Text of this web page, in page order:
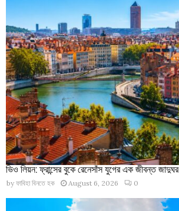
ভিও লিয়ন: ফ্রান্সের বুকে রেনেসাঁস যুগের এক জীবন্ত জাদুঘর
by ফাবিহা বিনতে হক August 6, 2026 0